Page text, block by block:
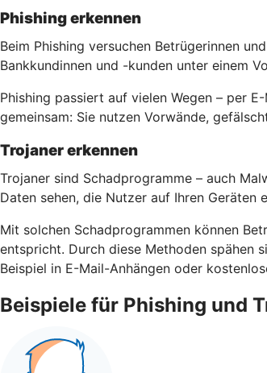
Phishing erkennen
Beim Phishing versuchen Betrügerinnen
Bankkundinnen und -kunden unter einem
Phishing passiert auf vielen Wegen – per
gemeinsam: Sie nutzen Vorwände,
Trojaner erkennen
Trojaner sind Schadprogramme – auch
Daten sehen, die Nutzer auf Ihren Geräten
Mit solchen Schadprogrammen können
entspricht. Durch diese Methoden spähen
Beispiel in E-Mail-Anhängen oder
Beispiele für Phishing und